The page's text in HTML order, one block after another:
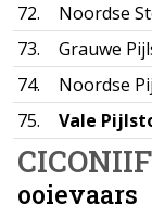
72. Noordse
73.
Grauwe
74.
Noordse
75.
Vale
ooievaars